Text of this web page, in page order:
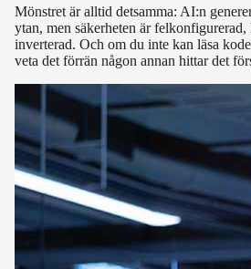
Mönstret är alltid detsamma: AI:n
ytan, men säkerheten är felkonfigurerad,
inverterad. Och om du inte kan läsa
veta det förrän någon annan hittar det